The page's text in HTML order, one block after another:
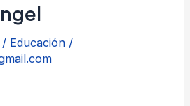
/ Educación /